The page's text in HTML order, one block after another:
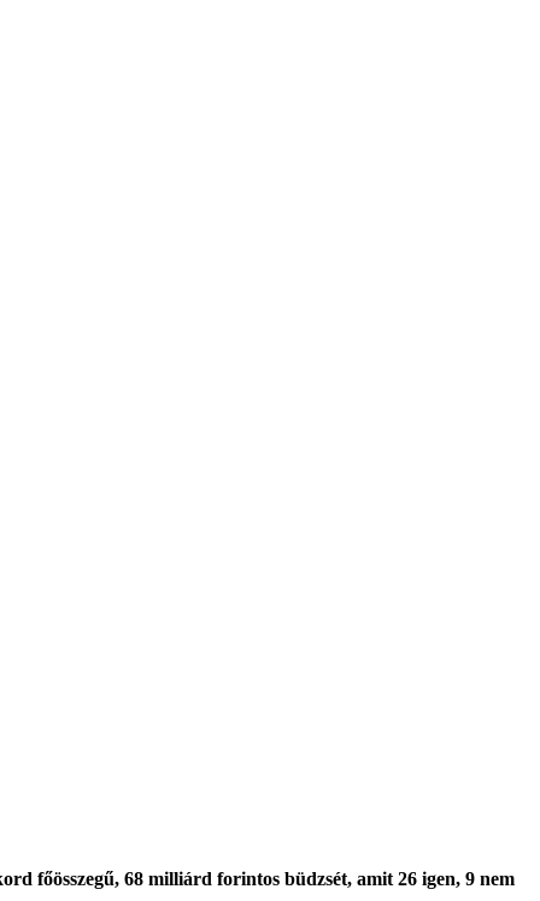
főösszegű, 68 milliárd forintos büdzsét, amit 26 igen, 9 nem